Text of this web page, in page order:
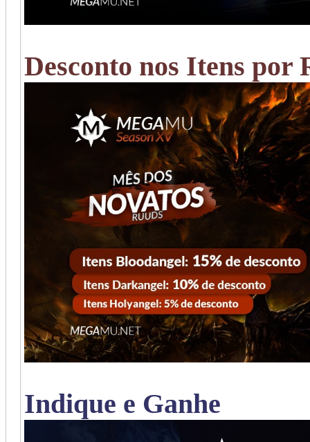
Desconto nos Itens por
Indique e Ganhe